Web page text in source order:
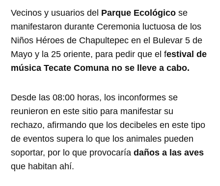
Vecinos y usuarios del Parque Ecológico se
manifestaron durante Ceremonia luctuosa de los
Niños Héroes de Chapultepec en el Bulevar 5 de
Mayo y la 25 oriente, para pedir que el festival de
música Tecate Comuna no se lleve a cabo.
Desde las 08:00 horas, los inconformes se
reunieron en este sitio para manifestar su
rechazo, afirmando que los decibeles en este tipo
de eventos supera lo que los animales pueden
soportar, por lo que provocaríadaños a las aves
que habitan ahí.